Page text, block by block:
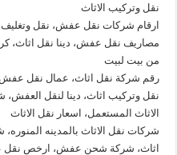
نقل وتركيب الاثاث
ارقام شركات نقل عفش، نقل
مصاريف نقل عفش، دينا نقل اثاث،
من بيت لبيت
رقم شركة نقل اثاث، عمال نقل
نقل وتركيب اثاث، دينا لنقل
الاثاث المستعمل، اسعار نقل الاثاث
شركات نقل الاثاث بالمدينه
اثاث، شركة شحن عفش، ارخص